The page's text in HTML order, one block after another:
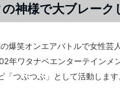
神様で大ブレーク
爆笑オンエアバトルで女性芸
年ワタナベエンターテインメ
「つぶつぶ」として活動します